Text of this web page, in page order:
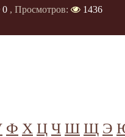
0 , Просмотров:
1436
Ф Х Ц Ч Ш Щ Э